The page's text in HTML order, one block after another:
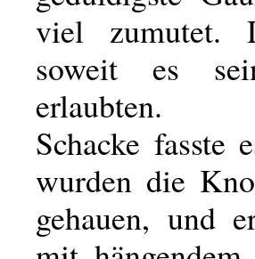
viel zumutet.
soweit es
erlaubten.
Schacke
wurden die
gehauen, und